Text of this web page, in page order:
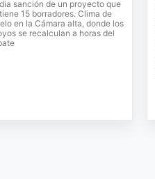
sanción de un proyecto que
15 borradores. Clima de
en la Cámara alta, donde los
se recalculan a horas del